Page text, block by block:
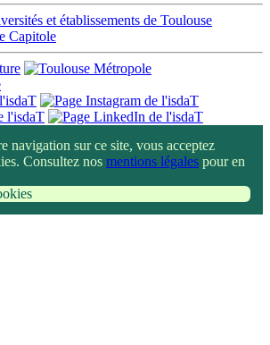
navigation sur ce site, vous acceptez
Consultez nos mentions légales pour en